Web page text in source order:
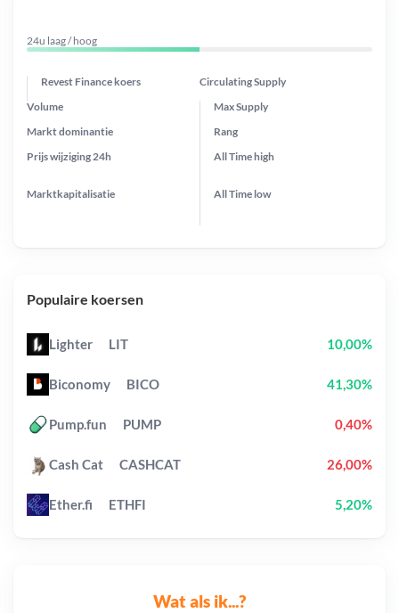
Wat als ik...?
24u laag / hoog
Revest Finance koers Circulating Supply
Prijs wijziging 24h
Max Supply
Markt dominantie
Marktkapitalisatie
Volume
Rang
All Timehigh
All Time low
Populaire koersen
Lighter LIT 10,00%
Biconomy BICO 41,30%
Pump.fun PUMP 0,40%
Cash Cat CASHCAT 26,00%
Ether.fi ETHFI 5,20%